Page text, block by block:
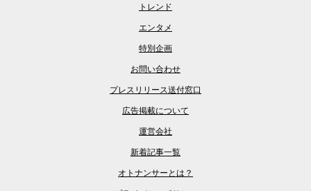
トレンド
エンタメ
特別企画
お問い合わせ
プレスリリース送付窓口
広告掲載について
運営会社
新着記事一覧
オトナンサーとは？